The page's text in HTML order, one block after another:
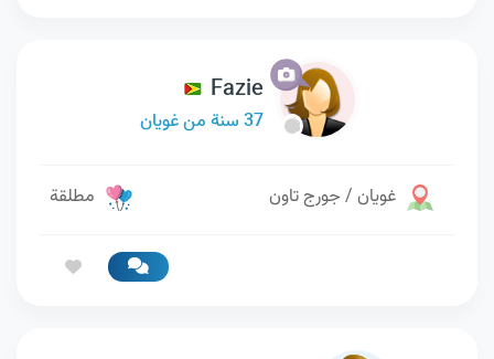
Fazie
37 سنة من غويان
غويان / جورج تاون مطلقة